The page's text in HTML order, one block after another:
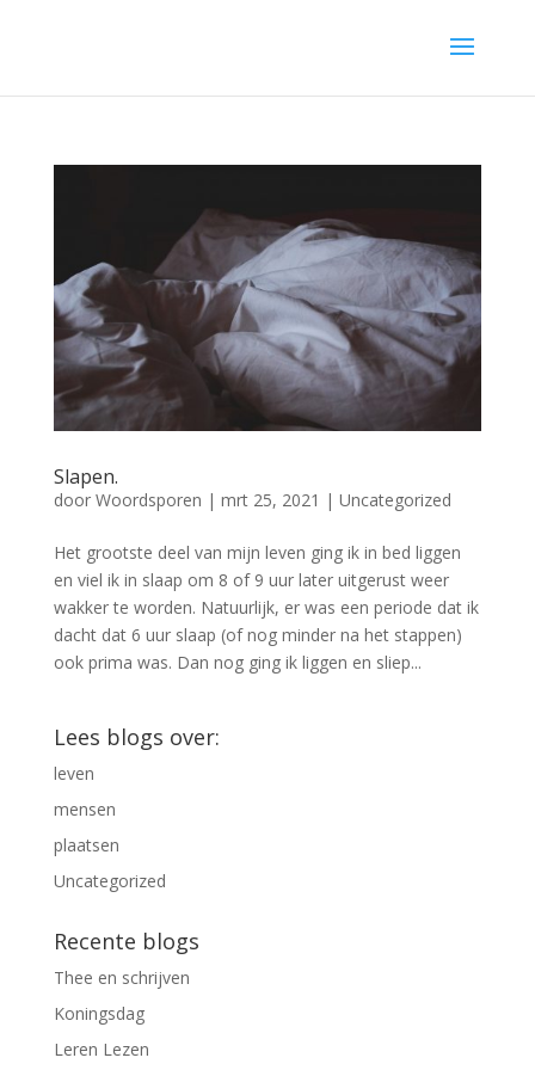
Slapen.
door Woordsporen | mrt 25, 2021 | Uncategorized
Het grootste deel van mijn leven ging ik in bed liggen
en viel ik in slaap om 8 of 9 uur later uitgerust weer
wakker te worden. Natuurlijk, er was een periode dat ik
dacht dat 6 uur slaap (of nog minder na het stappen)
ook prima was. Dan nog ging ik liggen en sliep...
Lees blogs over:
leven
mensen
plaatsen
Uncategorized
Recente blogs
Thee en schrijven
Koningsdag
Leren Lezen